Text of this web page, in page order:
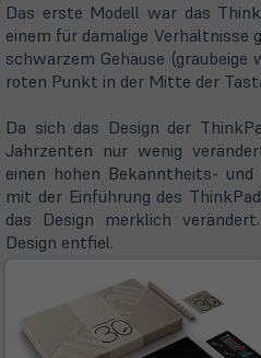
Das erste Modell war das
einem für damalige Verhältnisse
schwarzem Gehäuse
roten Punkt in der Mitte der
Da sich das Design der
Jahrzenten nur wenig
einen hohen Bekanntheits-
mit der Einführung des
das Design merklich
Design entfiel.